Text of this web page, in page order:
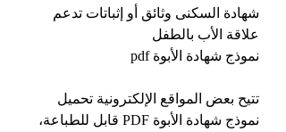
شهادة السكنى وثائق أو إثباتات تدعم
علاقة الأب بالطفل
نموذج شهادة الأبوة pdf
تتيح بعض المواقع الإلكترونية تحميل
نموذج شهادة الأبوة PDF قابل للطباعة،